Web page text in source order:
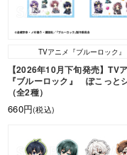
TVアニメ『ブルーロック』
【2026年10月下旬発売】TV
『ブルーロック』 ぽこっと
（全2種）
660円(税込)